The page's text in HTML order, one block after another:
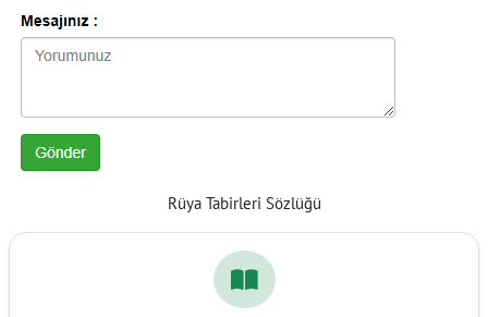
Rüya Tabirleri Sözlüğü